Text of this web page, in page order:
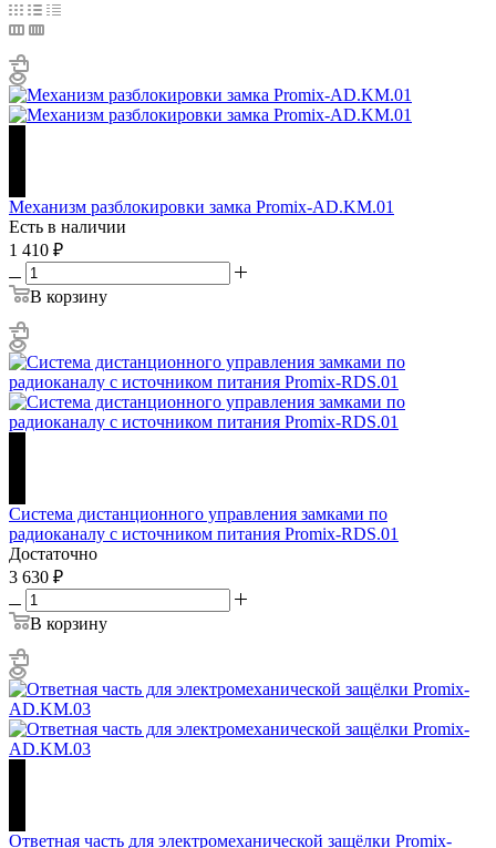
Механизм разблокировки замка Promix-AD.KM.01
Есть в наличии
1 410 ₽
В корзину
Система дистанционного управления замками по
радиоканалу с источником питания Promix-RDS.01
Достаточно
3 630 ₽
В корзину
Ответная часть для электромеханической защёлки Promix-